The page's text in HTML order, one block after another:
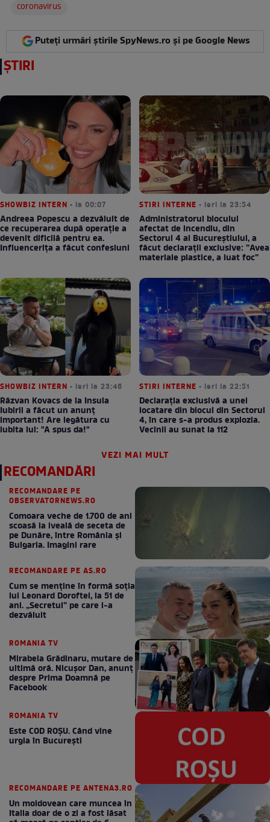
coronavirus
Puteți urmări știrile SpyNews.ro și pe Google News
ȘTIRI
SHOWBIZ INTERN • la 00:07
Andreea Popescu a dezvăluit de
ce recuperarea după operație a
devenit dificilă pentru ea.
Influencerița a făcut confesiuni
STIRI INTERNE • ieri la 23:54
Administratorul blocului
afectat de incendiu, din
Sectorul 4 al Bucureștiului, a
făcut declarații exclusive: ”Avea
materiale plastice, a luat foc”
SHOWBIZ INTERN • ieri la 23:46
Răzvan Kovacs de la Insula
Iubirii a făcut un anunț
important! Are legătura cu
iubita lui: "A spus da!"
STIRI INTERNE • ieri la 22:51
Declarația exclusivă a unei
locatare din blocul din Sectorul
4, în care s-a produs explozia.
Vecinii au sunat la 112
VEZI MAI MULT
RECOMANDĂRI
RECOMANDARE PE
OBSERVATORNEWS.RO
Comoara veche de 1.700 de ani
scoasă la iveală de seceta de
pe Dunăre, între România şi
Bulgaria. Imagini rare
RECOMANDARE PE AS.RO
Cum se menţine în formă soţia
lui Leonard Doroftei, la 51 de
ani. „Secretul” pe care l-a
dezvăluit
ROMANIA TV
Mirabela Grădinaru, mutare de
ultimă oră. Nicuşor Dan, anunţ
despre Prima Doamnă pe
Facebook
ROMANIA TV
Este COD ROŞU. Când vine
urgia în Bucureşti
RECOMANDARE PE ANTENA3.RO
Un moldovean care muncea în
Italia doar de o zi a fost lăsat